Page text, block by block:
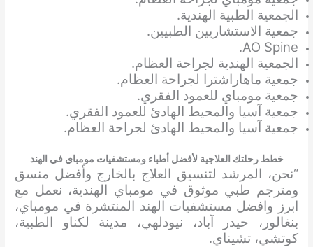
الجمعية الطبية الهندية.
جمعية الاستشاريين الطبيين.
AO Spine.
الجمعية الهندية لجراحة العظام.
جمعية ماهاراشترا لجراحة العظام.
جمعية مومباي للعمود الفقري.
جمعية آسيا والمحيط الهادئ للعمود الفقري.
جمعية آسيا والمحيط الهادئ لجراحة العظام.
خطط رحلتك العلاجية لأفضل أطباء ومستشفيات مومباي في الهند
“نحن، المرشد لتنسيق العلاج بالخارج وأفضل منسق
ومترجم طبي موثوق في مومباي الهندية، نعمل مع
ابرز وافضل مستشفيات الهند المنتشرة في مومباي،
بنغالور، حيدر آباد، نيودلهي، مدينة لكناو الطبية،
كوتشي، تشيناي.